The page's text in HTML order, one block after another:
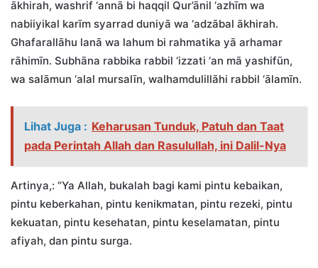
ākhirah, washrif ‘annā bi haqqil Qur’ānil ‘azhīm wa
nabiiyikal karīm syarrad duniyā wa ‘adzābal ākhirah.
Ghafarallāhu lanā wa lahum bi rahmatika yā arhamar
rāhimīn. Subhāna rabbika rabbil ‘izzati ‘an mā yashifūn,
wa salāmun ‘alal mursalīn, walhamdulillāhi rabbil ‘ālamīn.
Lihat Juga : Keharusan Tunduk, Patuh dan Taat
pada Perintah Allah dan Rasulullah, ini Dalil-Nya
Artinya,: “Ya Allah, bukalah bagi kami pintu kebaikan,
pintu keberkahan, pintu kenikmatan, pintu rezeki, pintu
kekuatan, pintu kesehatan, pintu keselamatan, pintu
afiyah, dan pintu surga.